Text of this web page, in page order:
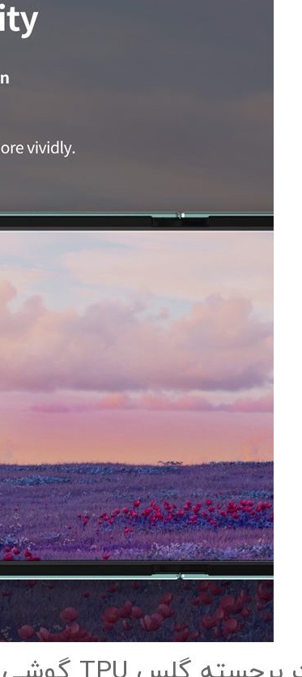
گلس گوشی در برابر ضربات سنگین محدود است و
ممکن است در محیط‌ های پرنور بازتاب ‌هایی ایجاد کند و